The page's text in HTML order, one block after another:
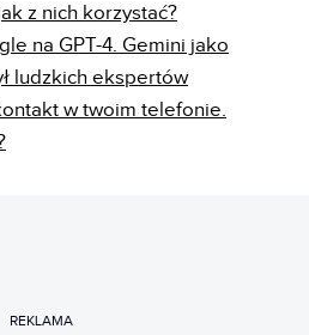
z nich korzystać?
na GPT-4. Gemini jako
ludzkich ekspertów
w twoim telefonie.
REKLAMA